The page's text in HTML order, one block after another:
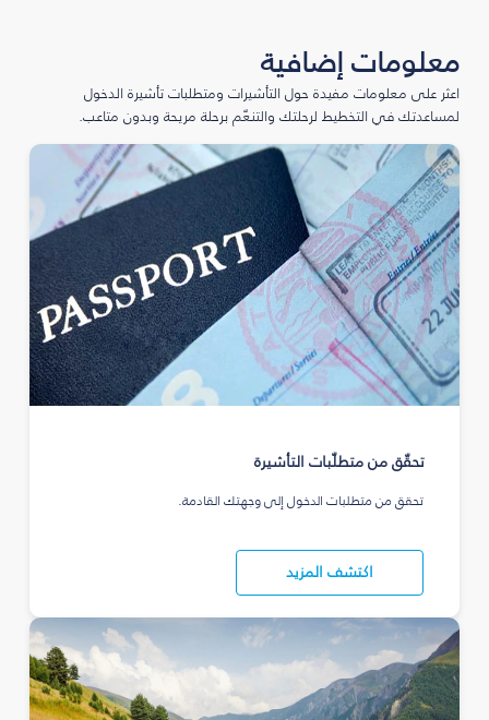
معلومات إضافية
اعثر على معلومات مفيدة حول التأشيرات ومتطلبات تأشيرة الدخول
لمساعدتك في التخطيط لرحلتك والتنعّم برحلة مريحة وبدون متاعب.
تحقّق من متطلّبات التأشيرة
تحقق من متطلبات الدخول إلى وجهتك القادمة.
اكتشف المزيد